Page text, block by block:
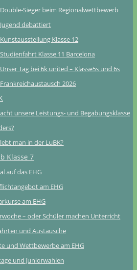
Double-Sieger beim Regionalwettbewerb
Jugend debattiert
Kunstausstellung Klasse 12
Studienfahrt Klasse 11 Barcelona
Unser Tag bei 6k united – Klasse5s und 6s
Frankreichaustausch 2026
unsere Leistungs- und Begabungsklasse
man in der LuBK?
Klasse 7
auf das EHG
am EHG
am EHG
– oder Schüler machen Unterricht
und Austausche
und Wettbewerbe am EHG
und Juniorwahlen